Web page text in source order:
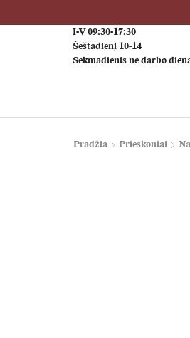
I-V 09:30-17:30
Šeštadienį 10-14
Sekmadienis ne darbo
Pradžia Prieskoniai